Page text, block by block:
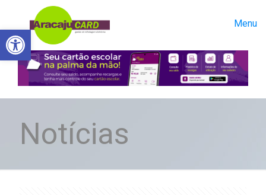
Abrir a barra de ferramentas
Menu
Notícias